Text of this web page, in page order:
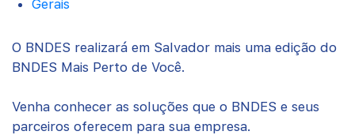
Gerais
O BNDES realizará em Salvador mais uma edição do
BNDES Mais Perto de Você.
Venha conhecer as soluções que o BNDES e seus
parceiros oferecem para sua empresa.